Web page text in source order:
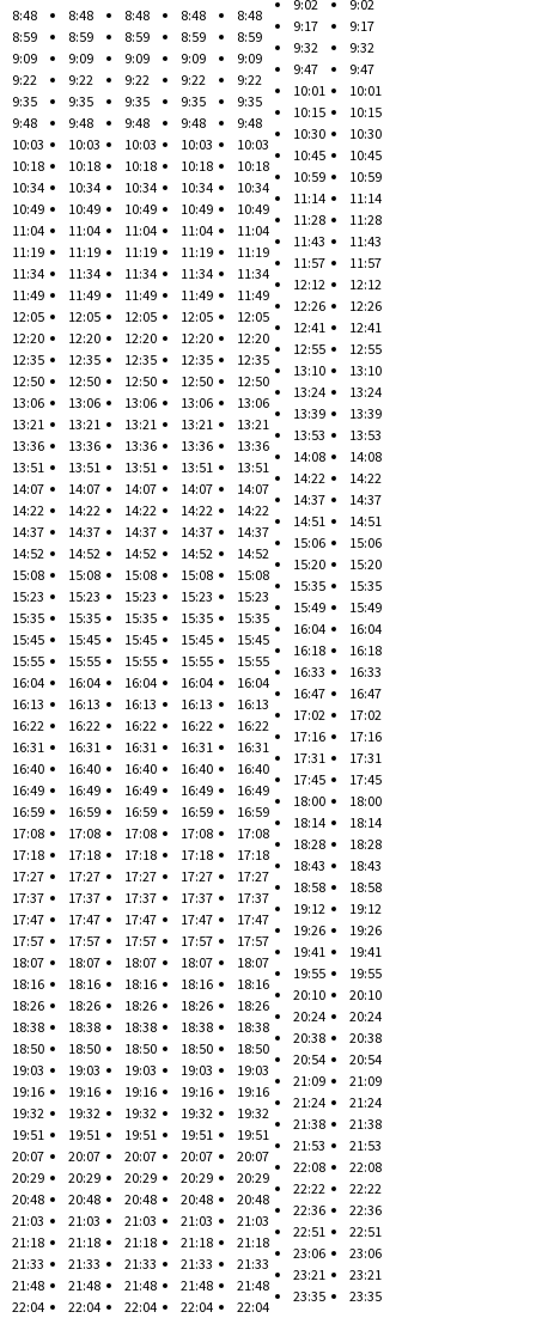
8:48
8:59
9:09
9:22
9:35
9:48
10:03
10:18
10:34
10:49
11:04
11:19
11:34
11:49
12:05
12:20
12:35
12:50
13:06
13:21
13:36
13:51
14:07
14:22
14:37
14:52
15:08
15:23
15:35
15:45
15:55
16:04
16:13
16:22
16:31
16:40
16:49
16:59
17:08
17:18
17:27
17:37
17:47
17:57
18:07
18:16
18:26
18:38
18:50
19:03
19:16
19:32
19:51
20:07
20:29
20:48
21:03
21:18
21:33
21:48
22:04
8:48
8:59
9:09
9:22
9:35
9:48
10:03
10:18
10:34
10:49
11:04
11:19
11:34
11:49
12:05
12:20
12:35
12:50
13:06
13:21
13:36
13:51
14:07
14:22
14:37
14:52
15:08
15:23
15:35
15:45
15:55
16:04
16:13
16:22
16:31
16:40
16:49
16:59
17:08
17:18
17:27
17:37
17:47
17:57
18:07
18:16
18:26
18:38
18:50
19:03
19:16
19:32
19:51
20:07
20:29
20:48
21:03
21:18
21:33
21:48
22:04
8:48
8:59
9:09
9:22
9:35
9:48
10:03
10:18
10:34
10:49
11:04
11:19
11:34
11:49
12:05
12:20
12:35
12:50
13:06
13:21
13:36
13:51
14:07
14:22
14:37
14:52
15:08
15:23
15:35
15:45
15:55
16:04
16:13
16:22
16:31
16:40
16:49
16:59
17:08
17:18
17:27
17:37
17:47
17:57
18:07
18:16
18:26
18:38
18:50
19:03
19:16
19:32
19:51
20:07
20:29
20:48
21:03
21:18
21:33
21:48
22:04
8:48
8:59
9:09
9:22
9:35
9:48
10:03
10:18
10:34
10:49
11:04
11:19
11:34
11:49
12:05
12:20
12:35
12:50
13:06
13:21
13:36
13:51
14:07
14:22
14:37
14:52
15:08
15:23
15:35
15:45
15:55
16:04
16:13
16:22
16:31
16:40
16:49
16:59
17:08
17:18
17:27
17:37
17:47
17:57
18:07
18:16
18:26
18:38
18:50
19:03
19:16
19:32
19:51
20:07
20:29
20:48
21:03
21:18
21:33
21:48
22:04
8:48
8:59
9:09
9:22
9:35
9:48
10:03
10:18
10:34
10:49
11:04
11:19
11:34
11:49
12:05
12:20
12:35
12:50
13:06
13:21
13:36
13:51
14:07
14:22
14:37
14:52
15:08
15:23
15:35
15:45
15:55
16:04
16:13
16:22
16:31
16:40
16:49
16:59
17:08
17:18
17:27
17:37
17:47
17:57
18:07
18:16
18:26
18:38
18:50
19:03
19:16
19:32
19:51
20:07
20:29
20:48
21:03
21:18
21:33
21:48
22:04
9:02
9:17
9:32
9:47
10:01
10:15
10:30
10:45
10:59
11:14
11:28
11:43
11:57
12:12
12:26
12:41
12:55
13:10
13:24
13:39
13:53
14:08
14:22
14:37
14:51
15:06
15:20
15:35
15:49
16:04
16:18
16:33
16:47
17:02
17:16
17:31
17:45
18:00
18:14
18:28
18:43
18:58
19:12
19:26
19:41
19:55
20:10
20:24
20:38
20:54
21:09
21:24
21:38
21:53
22:08
22:22
22:36
22:51
23:06
23:21
23:35
9:02
9:17
9:32
9:47
10:01
10:15
10:30
10:45
10:59
11:14
11:28
11:43
11:57
12:12
12:26
12:41
12:55
13:10
13:24
13:39
13:53
14:08
14:22
14:37
14:51
15:06
15:20
15:35
15:49
16:04
16:18
16:33
16:47
17:02
17:16
17:31
17:45
18:00
18:14
18:28
18:43
18:58
19:12
19:26
19:41
19:55
20:10
20:24
20:38
20:54
21:09
21:24
21:38
21:53
22:08
22:22
22:36
22:51
23:06
23:21
23:35